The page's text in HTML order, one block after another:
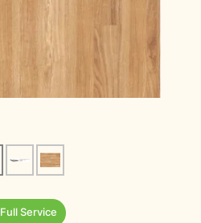
Full Service